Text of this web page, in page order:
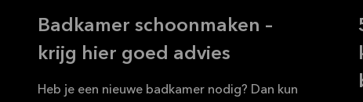
Badkamer schoonmaken –
krijg hier goed advies
Heb je een nieuwe badkamer nodig? Dan kun